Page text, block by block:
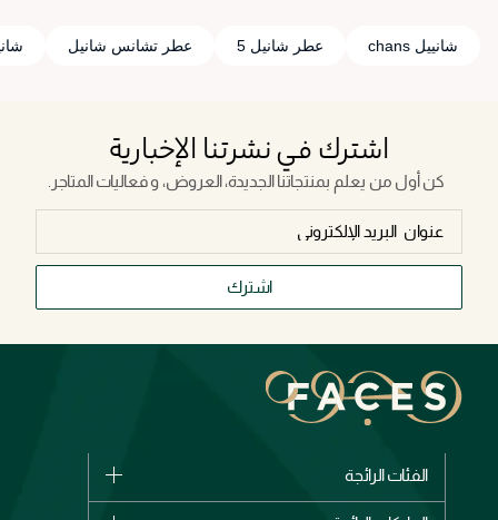
شانييل chans عطر شانيل 5 عطر تشانس شانيل
اشترك في نشرتنا الإخبارية
كن أول من يعلم بمنتجاتنا الجديدة، العروض، و فعاليات المتاجر.
اشترك
الفئات الرائجة